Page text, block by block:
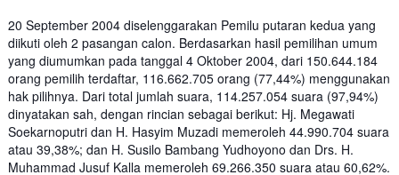
20 September 2004 diselenggarakan Pemilu putaran kedua yang
diikuti oleh 2 pasangan calon. Berdasarkan hasil pemilihan umum
yang diumumkan pada tanggal 4 Oktober 2004, dari 150.644.184
orang pemilih terdaftar, 116.662.705 orang (77,44%) menggunakan
hak pilihnya. Dari total jumlah suara, 114.257.054 suara (97,94%)
dinyatakan sah, dengan rincian sebagai berikut: Hj. Megawati
Soekarnoputri dan H. Hasyim Muzadi memeroleh 44.990.704 suara
atau 39,38%; dan H. Susilo Bambang Yudhoyono dan Drs. H.
Muhammad Jusuf Kalla memeroleh 69.266.350 suara atau 60,62%.